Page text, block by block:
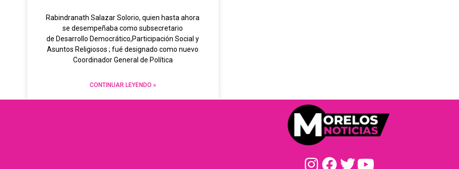
Rabindranath Salazar Solorio, quien hasta ahora
se desempeñaba como subsecretario
de Desarrollo Democrático,Participación Social y
Asuntos Religiosos ; fué designado como nuevo
Coordinador General de Política
CONTINUAR LEYENDO »